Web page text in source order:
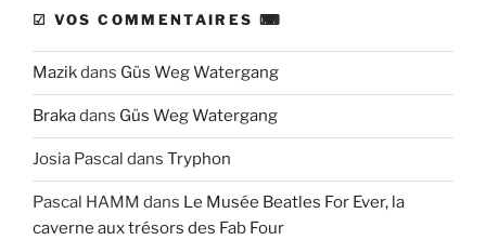
☑ VOS COMMENTAIRES ⌨
Mazikdans Güs Weg Watergang
Brakadans Güs Weg Watergang
Josia Pascal dans Tryphon
Pascal HAMM dans Le Musée Beatles For Ever, la
caverne aux trésors des Fab Four